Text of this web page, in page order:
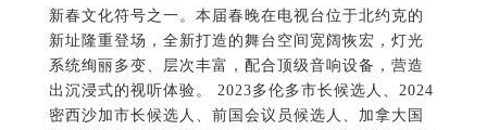
新春文化符号之一。本届春晚在电视台位于北约克的
新址隆重登场，全新打造的舞台空间宽阔恢宏，灯光
系统绚丽多变、层次丰富，配合顶级音响设备，营造
出沉浸式的视听体验。 2023多伦多市长候选人、2024
密西沙加市长候选人、前国会议员候选人、加拿大国